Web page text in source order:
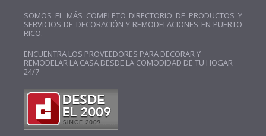
SOMOS EL MÁS COMPLETO DIRECTORIO DE PRODUCTOS Y
SERVICIOS DE DECORACIÓN Y REMODELACIONES EN PUERTO
RICO.
ENCUENTRA LOS PROVEEDORES PARA DECORAR Y
REMODELAR LA CASA DESDE LA COMODIDAD DE TU HOGAR
24/7